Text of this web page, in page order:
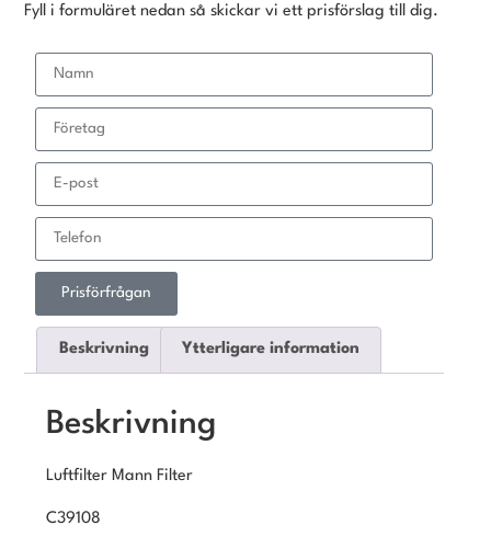
Fyll i formuläret nedan så skickar vi ett prisförslag till dig.
Prisförfrågan
Beskrivning Ytterligare information
Beskrivning
Luftfilter Mann Filter
C39108